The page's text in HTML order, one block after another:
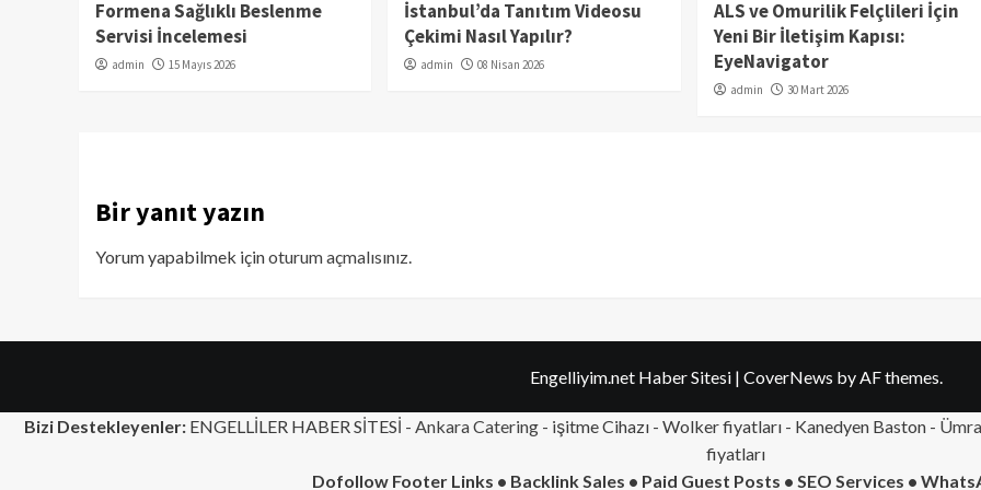
Formena Sağlıklı Beslenme
Servisi İncelemesi
admin 15 Mayıs 2026
İstanbul’da Tanıtım Videosu
Çekimi Nasıl Yapılır?
admin 08 Nisan 2026
ALS ve Omurilik Felçlileri İçin
Yeni Bir İletişim Kapısı:
EyeNavigator
admin 30 Mart 2026
Bir yanıt yazın
Yorum yapabilmek içinoturum açmalısınız
Engelliyim.net Haber Sitesi | CoverNews by AF themes.
Bizi Destekleyenler: ENGELLİLER HABER SİTESİ - Ankara Catering - işitme Cihazı - Wolker fiyatları - Kanedyen Baston -
fiyatları
Dofollow Footer Links • Backlink Sales • Paid Guest Posts • SEO Services •